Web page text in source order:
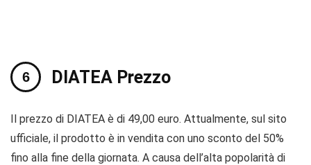
DIATEA Prezzo
Il prezzo di DIATEA è di 49,00 euro. Attualmente, sul sito
ufficiale, il prodotto è in vendita con uno sconto del 50%
fino alla fine della giornata. A causa dell’alta popolarità di